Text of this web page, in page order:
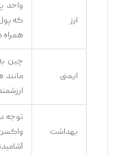
ارز
واحد
که پول
همراه
ایمنی
چین
مانند
بهداشت
توجه
واکسن‌